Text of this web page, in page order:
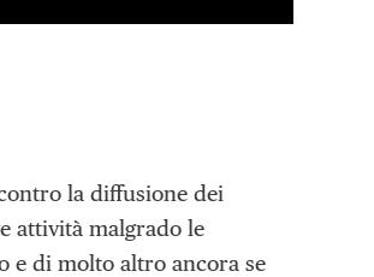
la diffusione dei
attività malgrado le
e di molto altro ancora se